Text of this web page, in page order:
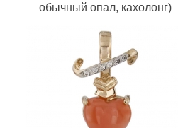
обычный опал, кахолонг)